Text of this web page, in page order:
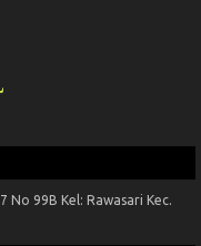
No 99B Kel: Rawasari Kec.